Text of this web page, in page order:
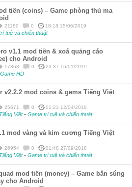
tiền (coins) – Game phòng thủ ma
21180 0 18:18 15/06/2019
tuệ và chiến thuật
v1.1 mod tiền & xoá quảng cáo
cho Android
17868 0 23:37 16/01/2019
Game HD
v2.2.2 mod coins & gems Tiếng Việt
25671 0 01:23 12/04/2018
Việt- Game trí tuệ và chiến thuật
mod vàng và kim cương Tiếng Việt
26954 0 01:48 27/09/2018
Việt- Game trí tuệ và chiến thuật
mod tiền (money) – Game bắn súng
cho Android